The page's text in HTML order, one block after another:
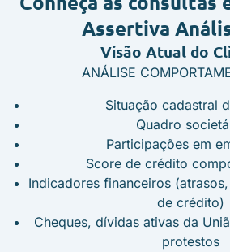
Assertiva
Visão Atual do
ANÁLISE
Situação cadastral
Quadro
Participações em
Score de crédito
Indicadores financeiros
de crédito)
Cheques, dívidas ativas da
protestos